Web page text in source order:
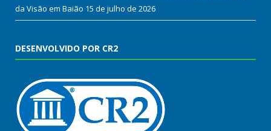
da Visão em Baião 15 de julho de 2026
DESENVOLVIDO POR CR2